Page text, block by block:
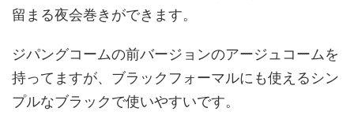
留まる夜会巻きができます。
ジパングコームの前バージョンのアージュコームを
持ってますが、ブラックフォーマルにも使えるシン
プルなブラックで使いやすいです。